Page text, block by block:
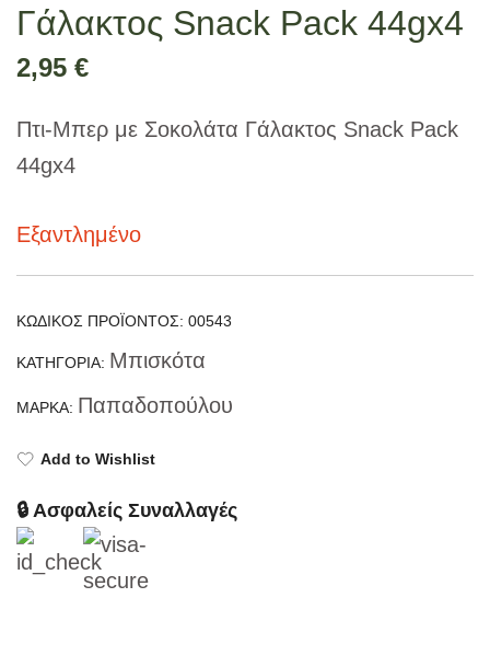
Γάλακτος Snack Pack 44gx4
2,95 €
Πτι-Μπερ με Σοκολάτα Γάλακτος Snack Pack
44gx4
Εξαντλημένο
ΚΩΔΙΚΌΣ ΠΡΟΪΌΝΤΟΣ: 00543
ΚΑΤΗΓΟΡΊΑ: Μπισκότα
ΜΆΡΚΑ: Παπαδοπούλου
Add to Wishlist
🔒 Ασφαλείς Συναλλαγές